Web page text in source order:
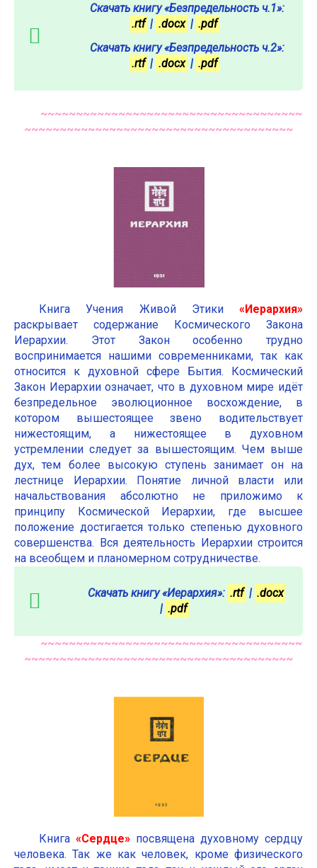
Скачать книгу «Безпредельность ч.1»:
.rtf | .docx | .pdf
Скачать книгу «Безпредельность ч.2»:
.rtf | .docx | .pdf
~~~~~~~~~~~~~~~~~~~~~~~~~~~~~~~~~~~~~
~~~~~~~~~~~~~~~~~~~~~~~~~~~~~~~~~~~~~~
Книга Учения Живой Этики «Иерархия»
раскрывает содержание Космического Закона
Иерархии. Этот Закон особенно трудно
воспринимается нашими современниками, так как
относится к духовной сфере Бытия. Космический
Закон Иерархии означает, что в духовном мире идёт
безпредельное эволюционное восхождение, в
котором вышестоящее звено водительствует
нижестоящим, а нижестоящее в духовном
устремлении следует за вышестоящим. Чем выше
дух, тем более высокую ступень занимает он на
лестнице Иерархии. Понятие личной власти или
начальствования абсолютно не приложимо к
принципу Космической Иерархии, где высшее
положение достигается только степенью духовного
совершенства. Вся деятельность Иерархии строится
на всеобщем и планомерном сотрудничестве.
Скачать книгу «Иерархия»: .rtf | .docx
| .pdf
~~~~~~~~~~~~~~~~~~~~~~~~~~~~~~~~~~~~~
~~~~~~~~~~~~~~~~~~~~~~~~~~~~~~~~~~~~~~
Книга «Сердце» посвящена духовному сердцу
человека. Так же как человек, кроме физического